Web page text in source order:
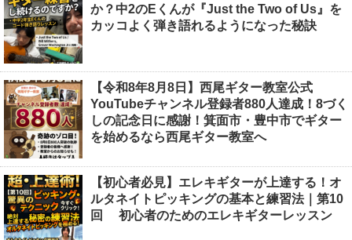
か？中2のEくんが『Just the Two of Us』を
カッコよく弾き語れるようになった秘訣
【令和8年8月8日】西尾ギター教室公式
YouTubeチャンネル登録者880人達成！8づく
しの記念日に感謝！箕面市・豊中市でギター
を始めるなら西尾ギター教室へ
【初心者必見】エレキギターが上達する！オ
ルタネイトピッキングの基本と練習法｜第10
回 初心者のためのエレキギターレッスン